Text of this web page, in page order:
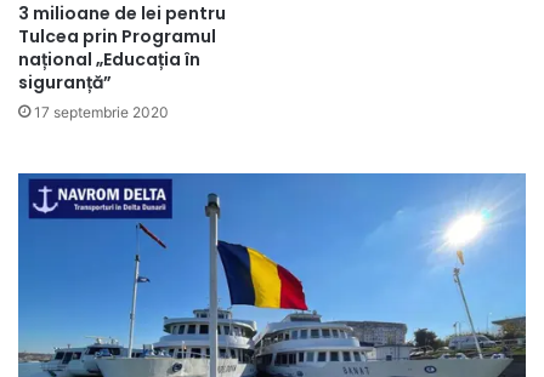
3 milioane de lei pentru
Tulcea prin Programul
național „Educația în
siguranță”
17 septembrie 2020